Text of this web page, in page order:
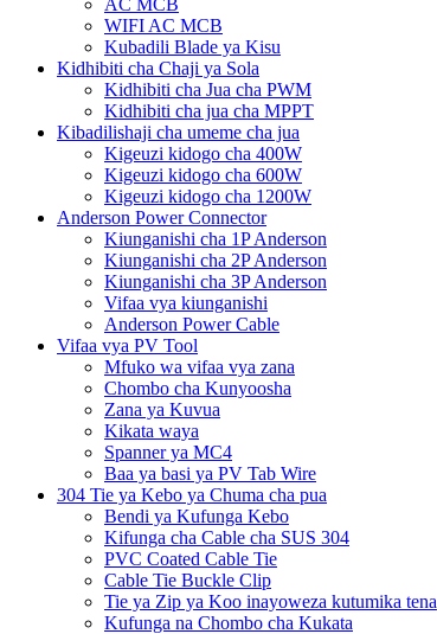
WIFI AC MCB
Kubadili Blade ya Kisu
Kidhibiti cha Chaji ya Sola
Kidhibiti cha Jua cha PWM
Kidhibiti cha jua cha MPPT
Kibadilishaji cha umeme cha jua
Kigeuzi kidogo cha 400W
Kigeuzi kidogo cha 600W
Kigeuzi kidogo cha 1200W
Anderson Power Connector
Kiunganishi cha 1P Anderson
Kiunganishi cha 2P Anderson
Kiunganishi cha 3P Anderson
Vifaa vya kiunganishi
Anderson Power Cable
Vifaa vya PV Tool
Mfuko wa vifaa vya zana
Chombo cha Kunyoosha
Zana ya Kuvua
Kikata waya
Spanner ya MC4
Baa ya basi ya PV Tab Wire
304 Tie ya Kebo ya Chuma cha pua
Bendi ya Kufunga Kebo
Kifunga cha Cable cha SUS 304
PVC Coated Cable Tie
Cable Tie Buckle Clip
Tie ya Zip ya Koo inayoweza kutumika tena
Kufunga na Chombo cha Kukata